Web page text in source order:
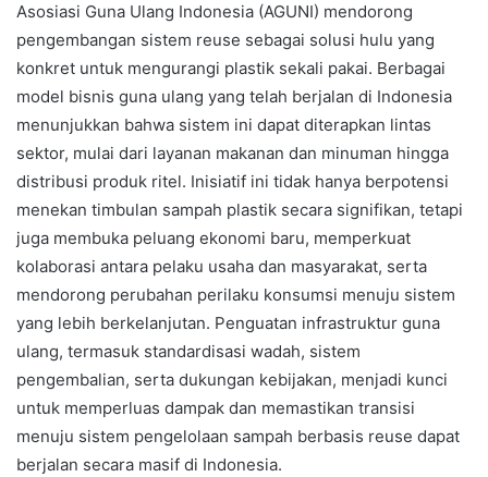
Asosiasi Guna Ulang Indonesia (AGUNI) mendorong
pengembangan sistem reuse sebagai solusi hulu yang
konkret untuk mengurangi plastik sekali pakai. Berbagai
model bisnis guna ulang yang telah berjalan di Indonesia
menunjukkan bahwa sistem ini dapat diterapkan lintas
sektor, mulai dari layanan makanan dan minuman hingga
distribusi produk ritel. Inisiatif ini tidak hanya berpotensi
menekan timbulan sampah plastik secara signifikan, tetapi
juga membuka peluang ekonomi baru, memperkuat
kolaborasi antara pelaku usaha dan masyarakat, serta
mendorong perubahan perilaku konsumsi menuju sistem
yang lebih berkelanjutan. Penguatan infrastruktur guna
ulang, termasuk standardisasi wadah, sistem
pengembalian, serta dukungan kebijakan, menjadi kunci
untuk memperluas dampak dan memastikan transisi
menuju sistem pengelolaan sampah berbasis reuse dapat
berjalan secara masif di Indonesia.